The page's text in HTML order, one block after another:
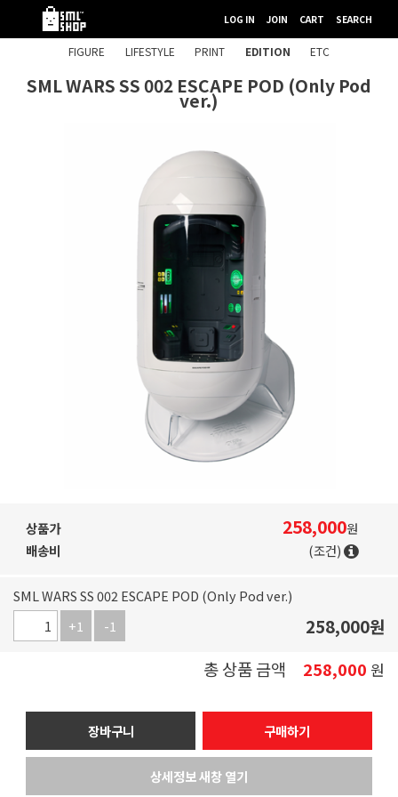
LOG IN JOIN CART SEARCH
FIGURE LIFESTYLE PRINT EDITION ETC
SML WARS SS 002 ESCAPE POD (Only Pod
ver.)
상품가 258,000원
배송비
(조건)
SML WARS SS 002 ESCAPE POD (Only Pod ver.)
+1
-1 258,000원
총 상품 금액
258,000 원
장바구니 구매하기
상세정보 새창 열기